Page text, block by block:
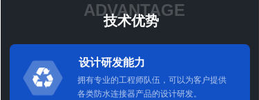
设计研发能力
拥有专业的工程师队伍，可以为客户提供
各类防水连接器产品的设计研发。
ADVANTAGE
技术优势